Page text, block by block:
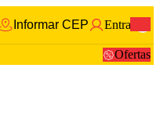
Informar CEP Entrar
Ofertas